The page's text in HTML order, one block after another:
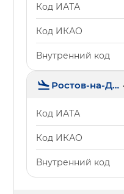
Код ИАТА
Код ИКАО
Внутренний код
Ростов-на-Дону
Код ИАТА
Код ИКАО
Внутренний код